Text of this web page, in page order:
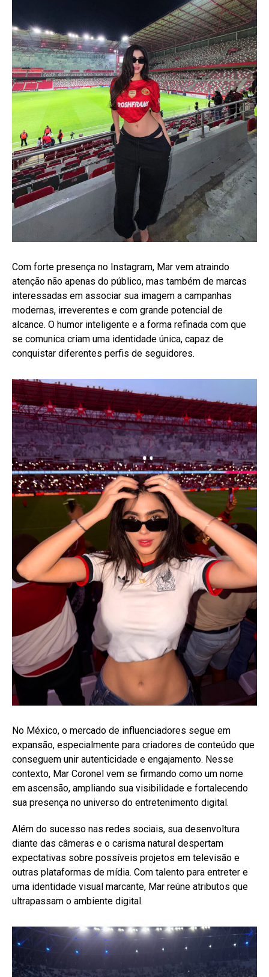
Com forte presença no Instagram, Mar vem atraindo
atenção não apenas do público, mas também de marcas
interessadas em associar sua imagem a campanhas
modernas, irreverentes e com grande potencial de
alcance. O humor inteligente e a forma refinada com que
se comunica criam uma identidade única, capaz de
conquistar diferentes perfis de seguidores.
No México, o mercado de influenciadores segue em
expansão, especialmente para criadores de conteúdo que
conseguem unir autenticidade e engajamento. Nesse
contexto, Mar Coronel vem se firmando como um nome
em ascensão, ampliando sua visibilidade e fortalecendo
sua presença no universo do entretenimento digital.
Além do sucesso nas redes sociais, sua desenvoltura
diante das câmeras e o carisma natural despertam
expectativas sobre possíveis projetos em televisão e
outras plataformas de mídia. Com talento para entreter e
uma identidade visual marcante, Mar reúne atributos que
ultrapassam o ambiente digital.